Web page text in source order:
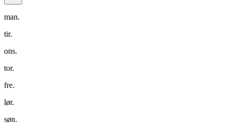
man.
tir.
ons.
tor.
fre.
lør.
søn.